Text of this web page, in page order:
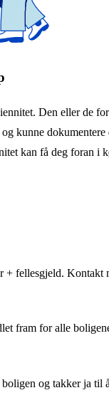
Den eller de
kunne
kan få deg foran i
+ fellesgjeld.
fram for alle
og takker ja til